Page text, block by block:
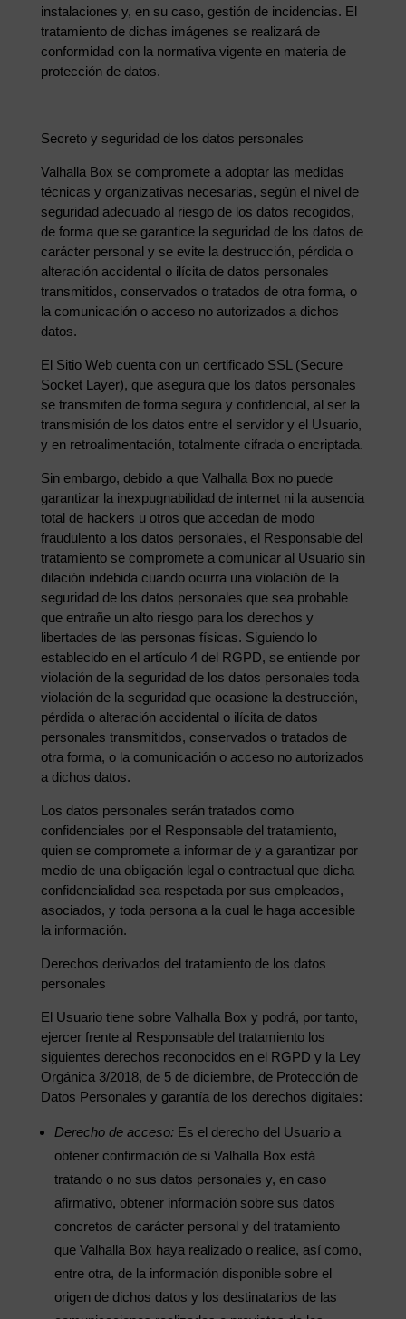
instalaciones y, en su caso, gestión de incidencias. El
tratamiento de dichas imágenes se realizará de
conformidad con la normativa vigente en materia de
protección de datos.
Secreto y seguridad de los datos personales
Valhalla Box se compromete a adoptar las medidas
técnicas y organizativas necesarias, según el nivel de
seguridad adecuado al riesgo de los datos recogidos,
de forma que se garantice la seguridad de los datos de
carácter personal y se evite la destrucción, pérdida o
alteración accidental o ilícita de datos personales
transmitidos, conservados o tratados de otra forma, o
la comunicación o acceso no autorizados a dichos
datos.
El Sitio Web cuenta con un certificado SSL (Secure
Socket Layer), que asegura que los datos personales
se transmiten de forma segura y confidencial, al ser la
transmisión de los datos entre el servidor y el Usuario,
y en retroalimentación, totalmente cifrada o encriptada.
Sin embargo, debido a que Valhalla Box no puede
garantizar la inexpugnabilidad de internet ni la ausencia
total de hackers u otros que accedan de modo
fraudulento a los datos personales, el Responsable del
tratamiento se compromete a comunicar al Usuario sin
dilación indebida cuando ocurra una violación de la
seguridad de los datos personales que sea probable
que entrañe un alto riesgo para los derechos y
libertades de las personas físicas. Siguiendo lo
establecido en el artículo 4 del RGPD, se entiende por
violación de la seguridad de los datos personales toda
violación de la seguridad que ocasione la destrucción,
pérdida o alteración accidental o ilícita de datos
personales transmitidos, conservados o tratados de
otra forma, o la comunicación o acceso no autorizados
a dichos datos.
Los datos personales serán tratados como
confidenciales por el Responsable del tratamiento,
quien se compromete a informar de y a garantizar por
medio de una obligación legal o contractual que dicha
confidencialidad sea respetada por sus empleados,
asociados, y toda persona a la cual le haga accesible
la información.
Derechos derivados del tratamiento de los datos
personales
El Usuario tiene sobre Valhalla Box y podrá, por tanto,
ejercer frente al Responsable del tratamiento los
siguientes derechos reconocidos en el RGPD y la Ley
Orgánica 3/2018, de 5 de diciembre, de Protección de
Datos Personales y garantía de los derechos digitales:
Derecho de acceso:Es el derecho del Usuario a
obtener confirmación de si Valhalla Box está
tratando o no sus datos personales y, en caso
afirmativo, obtener información sobre sus datos
concretos de carácter personal y del tratamiento
que Valhalla Box haya realizado o realice, así como,
entre otra, de la información disponible sobre el
origen de dichos datos y los destinatarios de las